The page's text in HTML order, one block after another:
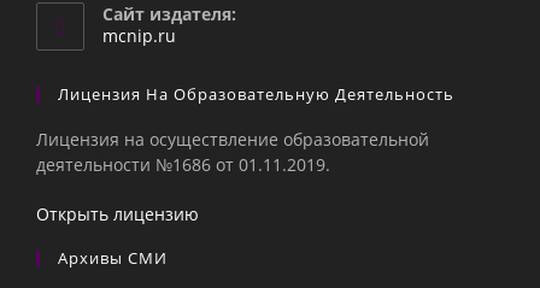
Сайт издателя:
mcnip.ru
Лицензия На Образовательную Деятельность
Лицензия на осуществление образовательной
деятельности №1686 от 01.11.2019.
Открыть лицензию
Архивы СМИ